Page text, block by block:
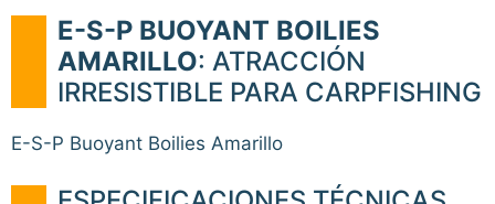
E-S-P BUOYANT BOILIES
AMARILLO: ATRACCIÓN
IRRESISTIBLE PARA CARPFISHING
E-S-P Buoyant Boilies Amarillo